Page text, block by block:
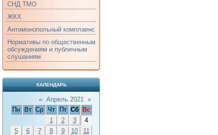
СНД ТМО
ЖКХ
Антимонопольный комплаенс
Нормативы по общественным
обсуждениям и публичным
слушаниям
КАЛЕНДАРЬ
« Апрель 2021 »
Пн
Вт Ср Чт Пт Сб
Вс
1
2 3
4
5
6 7 8 9 10
11